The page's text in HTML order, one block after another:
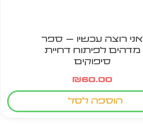
אני רוצה עכשיו – ספר
מדהים לפיתוח דחיית
סיפוקים
₪60.00
הוספה לסל